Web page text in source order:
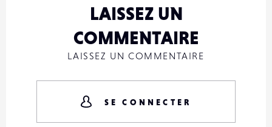
LAISSEZ UN
COMMENTAIRE
LAISSEZ UN COMMENTAIRE
SE CONNECTER